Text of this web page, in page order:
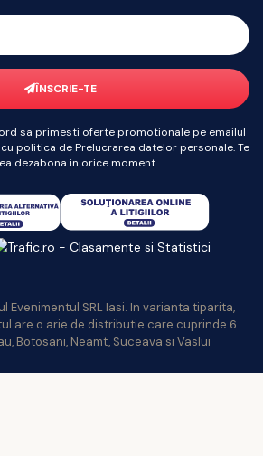
ÎNSCRIE-TE
sa primesti oferte promotionale pe emailul
politica de Prelucrarea datelor personale. Te
dezabona in orice moment.
Evenimentul SRL Iasi. In varianta tiparita,
are o arie de distributie care cuprinde 6
Botosani, Neamt, Suceava si Vaslui